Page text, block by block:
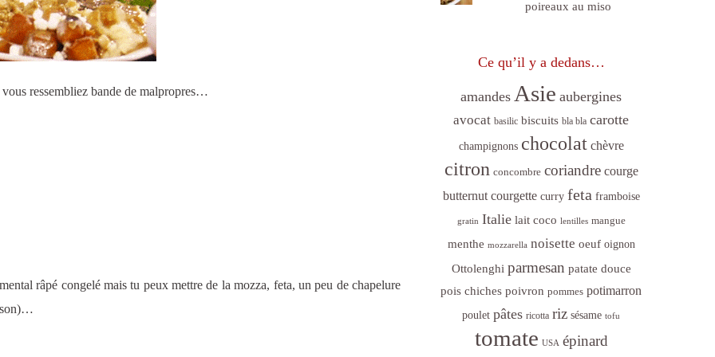
vous ressembliez bande de malpropres…
râpé congelé mais tu peux mettre de la mozza, feta, un peu de chapelure
poireaux au miso
Ce qu’il y a dedans…
amandes Asie aubergines
avocat basilic biscuits bla bla carotte
champignons chocolat chèvre
citron concombre coriandre courge
butternut courgette curry feta framboise
gratin Italie lait coco lentilles mangue
menthe mozzarella noisette oeuf oignon
Ottolenghi parmesan patate douce
pois chiches poivron pommes potimarron
poulet pâtes ricotta riz sésame tofu
tomate USA épinard